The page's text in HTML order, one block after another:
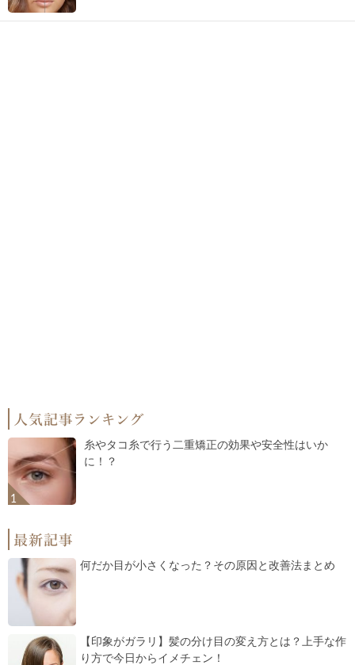
糸やタコ糸で行う二重矯正の効果や安全性はいか
に！？
何だか目が小さくなった？その原因と改善法まとめ
【印象がガラリ】髪の分け目の変え方とは？上手な作
り方で今日からイメチェン！